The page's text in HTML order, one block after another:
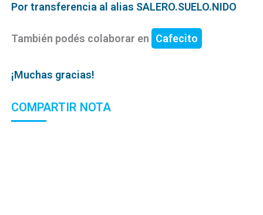
Por transferencia al alias SALERO.SUELO.NIDO
También podés colaborar en Cafecito
¡Muchas gracias!
COMPARTIR NOTA